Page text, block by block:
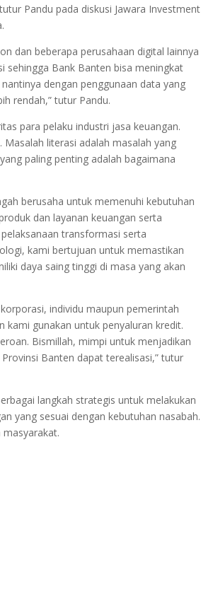
Pandu pada diskusi Jawara Investment
dan beberapa perusahaan digital lainnya
sehingga Bank Banten bisa meningkat
dengan penggunaan data yang
rendah,” tutur Pandu.
para pelaku industri jasa keuangan.
Masalah literasi adalah masalah yang
paling penting adalah bagaimana
berusaha untuk memenuhi kebutuhan
dan layanan keuangan serta
transformasi serta
kami bertujuan untuk memastikan
daya saing tinggi di masa yang akan
individu maupun pemerintah
gunakan untuk penyaluran kredit.
Bismillah, mimpi untuk menjadikan
Banten dapat terealisasi,” tutur
langkah strategis untuk melakukan
yang sesuai dengan kebutuhan nasabah.